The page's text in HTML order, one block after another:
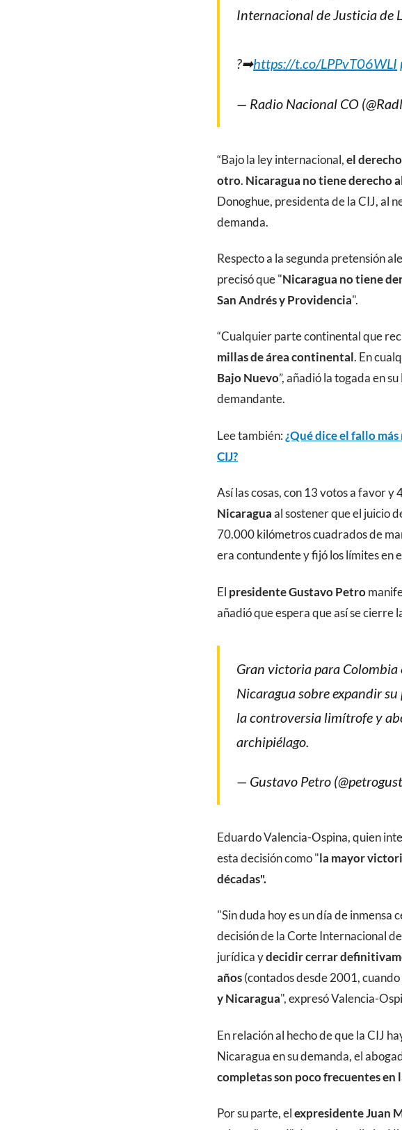
Internacional de Justicia de
?➡https://t.co/LPPvT06WLI
— Radio Nacional CO
“Bajo la ley internacional,el
otro. Nicaragua no tiene derecho
Donoghue, presidenta de la CIJ, al
demanda.
Respecto a la segunda pretensión
precisó que "Nicaragua no tiene
San Andrés y Providencia".
“Cualquier parte continental que
millas de área continental. En
Bajo Nuevo”, añadió la togada en
demandante.
Lee también: ¿Qué dice el fallo
CIJ?
Así las cosas, con 13 votos a favor y
Nicaraguaal sostener que el juicio
70.000 kilómetros cuadrados de
era contundente y fijó los límites en
El presidente Gustavo Petro
añadió que espera que así se
Gran victoria para Colombia
Nicaragua sobre expandir
la controversia limítrofe y
archipiélago.
— Gustavo Petro
Eduardo Valencia-Ospina, quien
esta decisión como "la mayor
décadas".
"Sin duda hoy es un día de inmensa
decisión de la Corte Internacional
jurídica ydecidir cerrar
años(contados desde 2001,
y Nicaragua", expresó Valencia-
En relación al hecho de que la CIJ
Nicaragua en su demanda, el
completas son poco frecuentes en
Por su parte, elexpresidente Juan